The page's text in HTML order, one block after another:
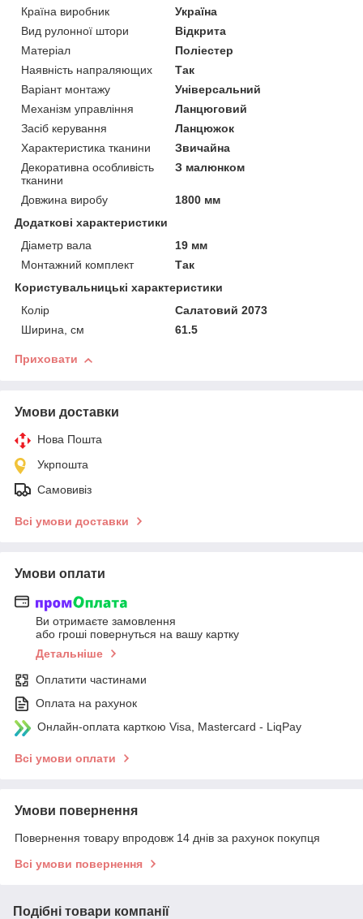
Країна виробник
Україна
Вид рулонної штори
Відкрита
Матеріал
Поліестер
Наявність напраляющих
Так
Варіант монтажу
Універсальний
Механізм управління
Ланцюговий
Засіб керування
Ланцюжок
Характеристика тканини
Звичайна
Декоративна особливість
тканини
З малюнком
Довжина виробу
1800 мм
Додаткові характеристики
Діаметр вала
19 мм
Монтажний комплект
Так
Користувальницькі характеристики
Колір
Салатовий 2073
Ширина, см
61.5
Приховати
Умови доставки
Нова Пошта
Укрпошта
Самовивіз
Всі умови доставки
Умови оплати
Ви отримаєте замовлення
або гроші повернуться на вашу картку
Детальніше
Оплатити частинами
Оплата на рахунок
Онлайн-оплата карткою Visa, Mastercard - LiqPay
Всі умови оплати
Умови повернення
Повернення товару впродовж 14 днів за рахунок покупця
Всі умови повернення
Подібні товари компанії